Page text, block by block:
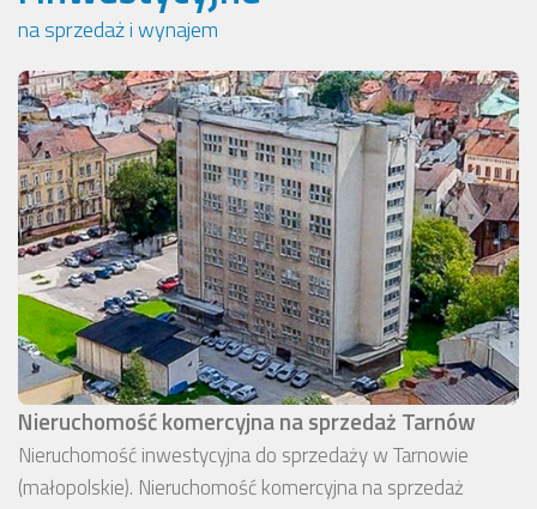
na sprzedaż i wynajem
Nieruchomość komercyjna na sprzedaż Tarnów
Nieruchomość inwestycyjna do sprzedaży w Tarnowie
(małopolskie). Nieruchomość komercyjna na sprzedaż